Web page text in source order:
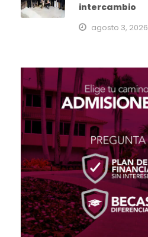
intercambio
agosto 3, 2026